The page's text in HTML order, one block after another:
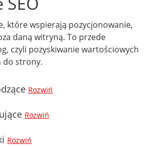
które wspierają pozycjonowanie,
daną witryną. To przede
czyli pozyskiwanie wartościowych
do strony.
Rozwiń
Rozwiń
Rozwiń